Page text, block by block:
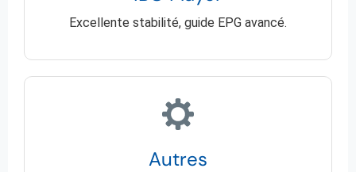
Excellente stabilité, guide EPG avancé.
Autres